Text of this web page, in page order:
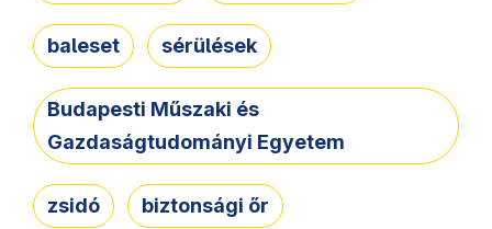
baleset sérülések
Budapesti Műszaki és
Gazdaságtudományi Egyetem
zsidó biztonsági őr